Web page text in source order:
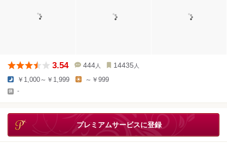
3.54 444 人 14435 人
￥1,000～￥1,999 ～￥999
-
プレミアムサービスに登録